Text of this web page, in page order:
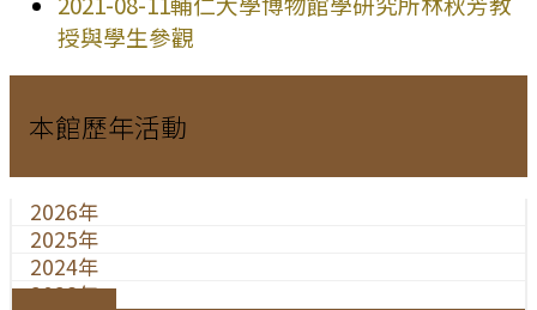
授與學生參觀
本館歷年活動
2026年
2025年
2024年
2023年